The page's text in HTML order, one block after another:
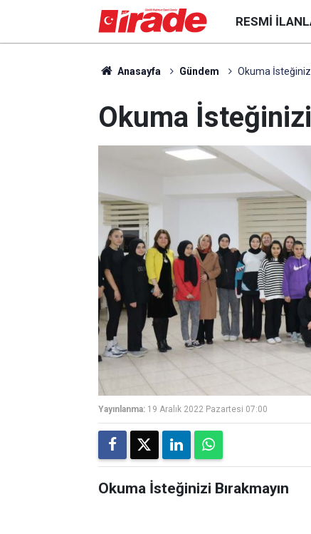
RESMI
Anasayfa Gündem Okuma
Okuma İsteğinizi
Yayınlanma: 19 Aralık 2022 Pazartesi 07:00
Okuma İsteğinizi Bırakmayın